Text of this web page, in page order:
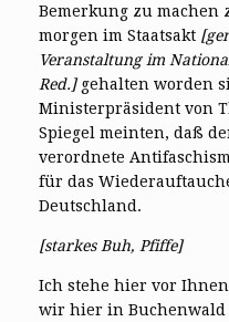
Bemerkung zu machen
morgen im Staatsakt
Veranstaltung im
Red.]gehalten worden
Ministerpräsident von
Spiegel meinten, daß
verordnete
für das
Deutschland.
[starkes Buh, Pfiffe]
Ich stehe hier vor
wir hier in Buchenwald